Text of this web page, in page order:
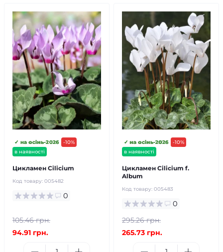
-10%
в наявності
✓ на осінь-2026
Цикламен Сilicium
Код товару: 005482
0
105.46 грн.
94.91 грн.
-10%
в наявності
✓ на осінь-2026
Цикламен Сilicium f.
Album
Код товару: 005483
0
295.26 грн.
265.73 грн.